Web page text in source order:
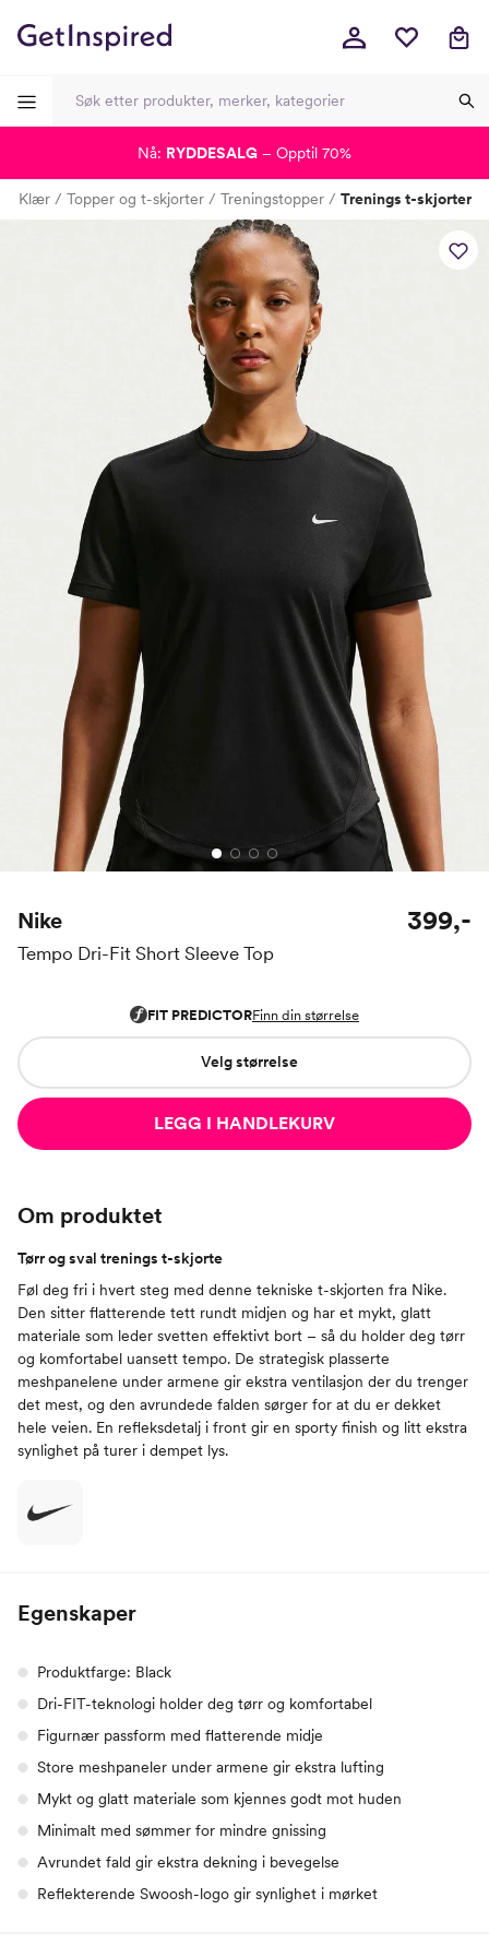
Lagt i kurven, utmerket valg!
Klær Topper og t-skjorter Treningstopper Trenings t-skjorter
Nike
Tempo Dri-Fit Short Sleeve Top
399,-
Velg størrelse
LEGG I HANDLEKURV
Om produktet
Tørr og sval trenings t-skjorte
Føl deg fri i hvert steg med denne tekniske t-skjorten fra Nike.
Den sitter flatterende tett rundt midjen og har et mykt, glatt
materiale som leder svetten effektivt bort – så du holder deg tørr
og komfortabel uansett tempo. De strategisk plasserte
meshpanelene under armene gir ekstra ventilasjon der du trenger
det mest, og den avrundede falden sørger for at du er dekket
hele veien. En refleksdetalj i front gir en sporty finish og litt ekstra
synlighet på turer i dempet lys.
Egenskaper
Produktfarge: Black
Dri-FIT-teknologi holder deg tørr og komfortabel
Figurnær passform med flatterende midje
Store meshpaneler under armene gir ekstra lufting
Mykt og glatt materiale som kjennes godt mot huden
Minimalt med sømmer for mindre gnissing
Avrundet fald gir ekstra dekning i bevegelse
Reflekterende Swoosh-logo gir synlighet i mørket
Nå: RYDDESALG – Opptil 70%
-
-
-
-